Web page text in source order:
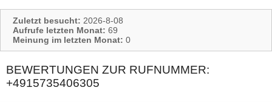
Zuletzt besucht: 2026-8-08
Aufrufe letzten Monat: 69
Meinung im letzten Monat: 0
BEWERTUNGEN ZUR RUFNUMMER:
+4915735406305